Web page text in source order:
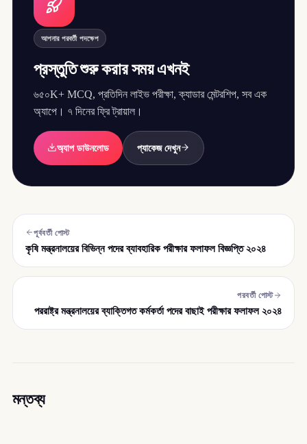
আপনার পরবর্তী পদক্ষেপ
প্রস্তুতি শুরু করার সময় এখনই
৬৫০K+ MCQ, প্রতিদিন লাইভ পরীক্ষা, ক্যাডার মেন্টরশিপ, সব এক
অ্যাপে। ৭ দিনের ফ্রি ট্রায়াল।
অ্যাপ ডাউনলোড প্যাকেজ দেখুন
পূর্ববর্তী পোস্ট
কৃষি মন্ত্রনালয়ের বিভিন্ন পদের ব্যাবহারিক পরীক্ষার ফলাফল বিজ্ঞপ্তি ২০২৪
পরবর্তী পোস্ট
পররাষ্ট্র মন্ত্রনালয়ের ব্যাক্তিগত কর্মকর্তা পদের বাছাই পরীক্ষার ফলাফল ২০২৪
মন্তব্য